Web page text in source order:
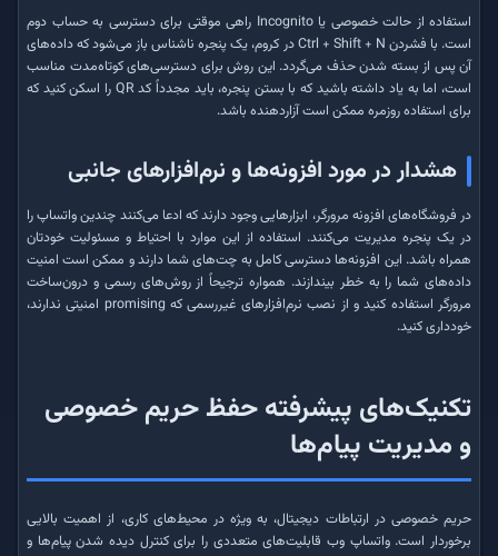
استفاده از حالت خصوصی یا Incognito راهی موقتی برای دسترسی به حساب دوم
است. با فشردن Ctrl + Shift + N در کروم، یک پنجره ناشناس باز می‌شود که داده‌های
آن پس از بسته شدن حذف می‌گردد. این روش برای دسترسی‌های کوتاه‌مدت مناسب
است، اما به یاد داشته باشید که با بستن پنجره، باید مجدداً کد QR را اسکن کنید که
برای استفاده روزمره ممکن است آزاردهنده باشد.
هشدار در مورد افزونه‌ها و نرم‌افزارهای جانبی
در فروشگاه‌های افزونه مرورگر، ابزارهایی وجود دارند که ادعا می‌کنند چندین واتساپ را
در یک پنجره مدیریت می‌کنند. استفاده از این موارد با احتیاط و مسئولیت خودتان
همراه باشد. این افزونه‌ها دسترسی کامل به چت‌های شما دارند و ممکن است امنیت
داده‌های شما را به خطر بیندازند. همواره ترجیحاً از روش‌های رسمی و درون‌ساخت
مرورگر استفاده کنید و از نصب نرم‌افزارهای غیررسمی که promising امنیتی ندارند،
خودداری کنید.
تکنیک‌های پیشرفته حفظ حریم خصوصی
و مدیریت پیام‌ها
حریم خصوصی در ارتباطات دیجیتال، به ویژه در محیط‌های کاری، از اهمیت بالایی
برخوردار است. واتساپ وب قابلیت‌های متعددی را برای کنترل دیده شدن پیام‌ها و